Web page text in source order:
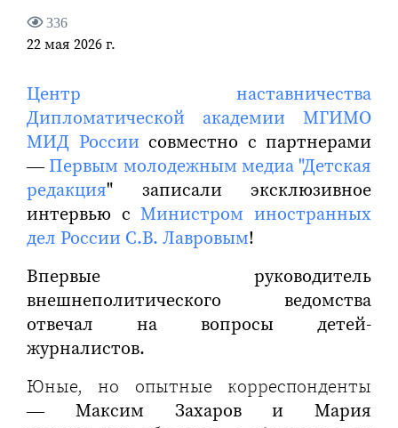
336
22 мая 2026 г.
Центр наставничества
Дипломатической академии МГИМО
МИД России совместно с партнерами
—Первым молодежным медиа "Детская
редакция" записали эксклюзивное
интервью сМинистром иностранных
дел России С.В. Лавровым!
Впервые руководитель
внешнеполитического ведомства
отвечал на вопросы детей-
журналистов.
Юные, но опытные корреспонденты
— Максим Захаров и Мария